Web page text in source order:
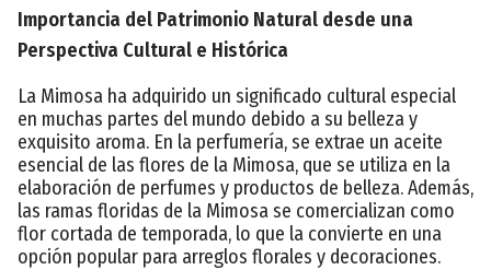
Importancia del Patrimonio Natural desde una
Perspectiva Cultural e Histórica
La Mimosa ha adquirido un significado cultural especial
en muchas partes del mundo debido a su belleza y
exquisito aroma. En la perfumería, se extrae un aceite
esencial de las flores de la Mimosa, que se utiliza en la
elaboración de perfumes y productos de belleza. Además,
las ramas floridas de la Mimosa se comercializan como
flor cortada de temporada, lo que la convierte en una
opción popular para arreglos florales y decoraciones.